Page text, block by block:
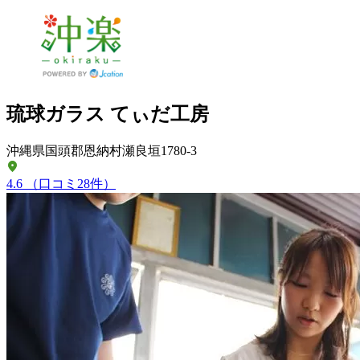
琉球ガラス てぃだ工房
沖縄県国頭郡恩納村瀬良垣1780-3
4.6 （口コミ28件）